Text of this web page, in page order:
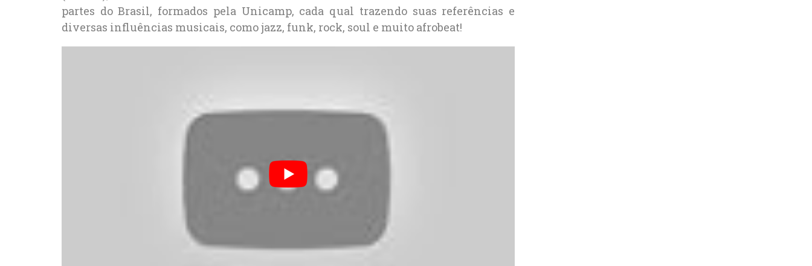
partes do Brasil, formados pela Unicamp, cada qual trazendo suas referências e
diversas influências musicais, como jazz, funk, rock, soul e muito afrobeat!